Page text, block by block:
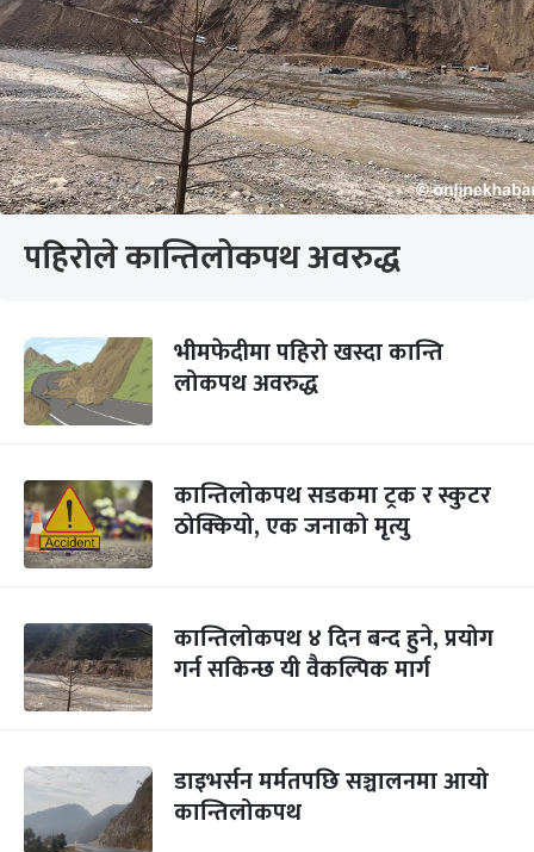
पहिरोले कान्तिलोकपथ अवरुद्ध
भीमफेदीमा पहिरो खस्दा कान्ति
लोकपथ अवरुद्ध
कान्तिलोकपथ सडकमा ट्रक र स्कुटर
ठोक्कियो, एक जनाको मृत्यु
कान्तिलोकपथ ४ दिन बन्द हुने, प्रयोग
गर्न सकिन्छ यी वैकल्पिक मार्ग
डाइभर्सन मर्मतपछि सञ्चालनमा आयो
कान्तिलोकपथ